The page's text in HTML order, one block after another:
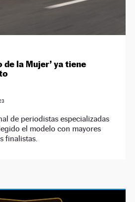
de la Mujer’ ya tiene
de periodistas especializadas
el modelo con mayores
finalistas.